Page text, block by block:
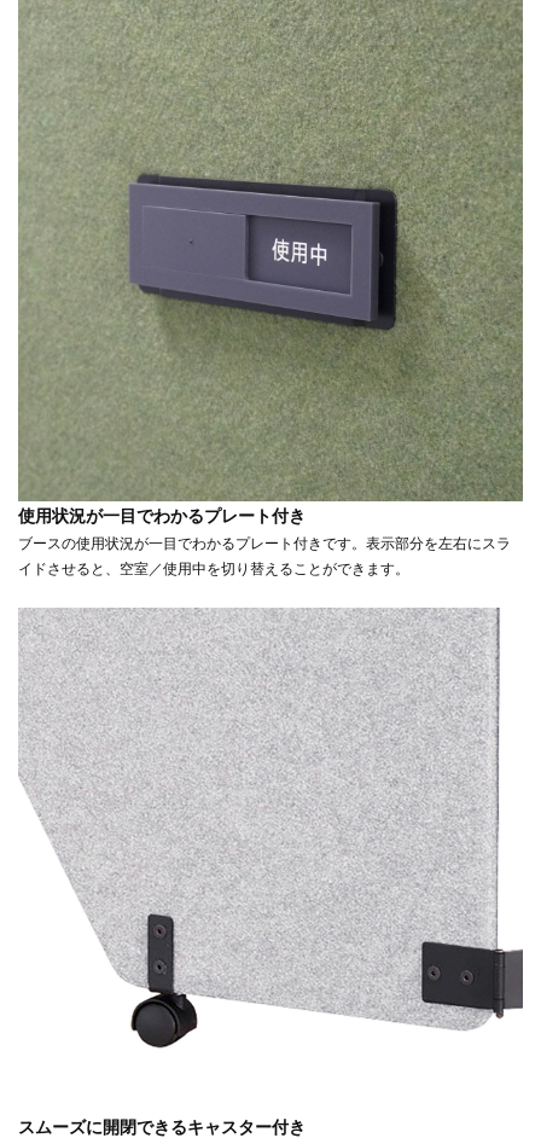
使用状況が一目でわかるプレート付き
ブースの使用状況が一目でわかるプレート付きです。表示部分を左右にスラ
イドさせると、空室／使用中を切り替えることができます。
スムーズに開閉できるキャスター付き